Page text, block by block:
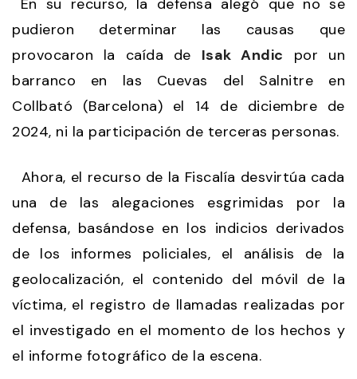
En su recurso, la defensa alegó que no se
pudieron determinar las causas que
provocaron la caída de Isak Andic por un
barranco en las Cuevas del Salnitre en
Collbató (Barcelona) el 14 de diciembre de
2024, ni la participación de terceras personas.
Ahora, el recurso de la Fiscalía desvirtúa cada
una de las alegaciones esgrimidas por la
defensa, basándose en los indicios derivados
de los informes policiales, el análisis de la
geolocalización, el contenido del móvil de la
víctima, el registro de llamadas realizadas por
el investigado en el momento de los hechos y
el informe fotográfico de la escena.